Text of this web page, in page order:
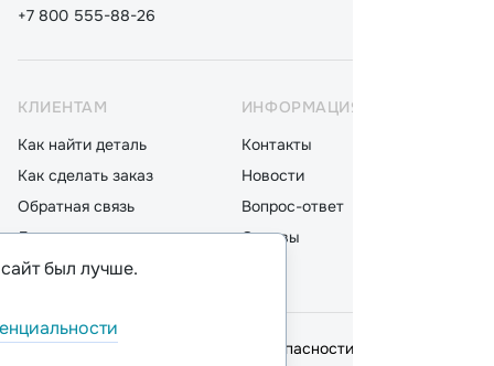
+7 800 555-88-26
КЛИЕНТАМ
Как найти деталь
Как сделать заказ
Обратная связь
Доставка
Оплата
ИНФОРМАЦИЯ
Контакты
Новости
Вопрос-ответ
Отзывы
© 2026,ООО "ППР"
Политика безопасности
был лучше.